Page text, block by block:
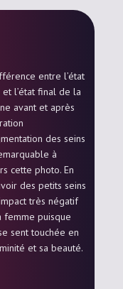
entre l’état
et l’état final de la
avant et après
des seins
à
cette photo. En
des petits seins
très négatif
femme puisque
sent touchée en
et sa beauté.